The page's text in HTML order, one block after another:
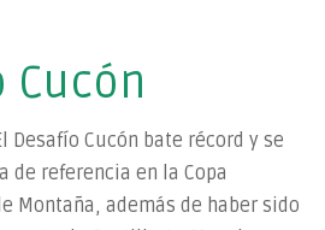
Cucón
Cucón bate récord y se
de referencia en la Copa
Montaña, además de haber sido